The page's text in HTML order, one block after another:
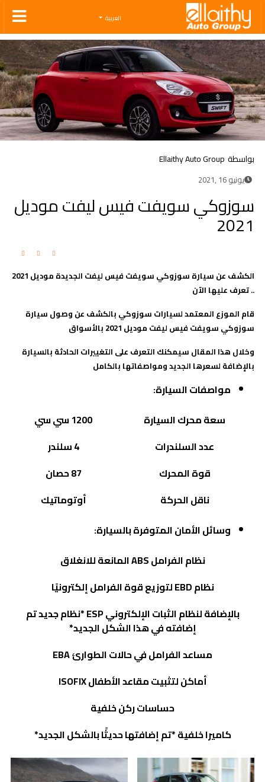
Ellaithy Auto Group
العربية
بواسطة Ellaithy Auto Group
يونيو 16 ,2021
سوزوكي سويفت فيس ليفت موديل
2021
الكشف عن سيارة سوزوكي سويفت فيس ليفت الجديدة
موديل 2021
.. تعرف عليها الآن
قام الموزع المعتمد لسيارات سوزوكي بالكشف عن وصول سيارة
سوزوكي سويفت فيس ليفت موديل 2021 بالأسواق
وخلال هذا المقال سيمكنك التعرف على التغييرات الحادثة بالسيارة
بالإضافة لسعرها الجديد ومواصفاتها بالكامل
مواصفات السيارة:
سعة محرك السيارة
1200 سي سي
عدد السلندرات
4 سلندر
قوة المحرك
87 حصان
ناقل الحركة
أوتوماتيك
وسائل الأمان المتوفرة بالسيارة:
نظام الفراملABSالمانعة للانغلاق
نظامEBDلتوزيع قوة الفرامل إلكترونيًا
بالإضافة لنظام الثبات الإلكترونيESP*نظام جديد تم
إضافته في هذا الشكل الجديد*
مساعد الفرامل في حالات الطوارئEBA
أماكن لتثبيت مقاعد الأطفالISOFIX
حساسات ركن خلفية
كاميرا خلفية *تم إضافتها حديثًا بالشكل الجديد*